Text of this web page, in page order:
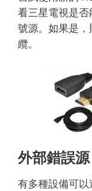
看三星電視是
號源。 如果是
纜。
外部錯誤源
有多種設備可